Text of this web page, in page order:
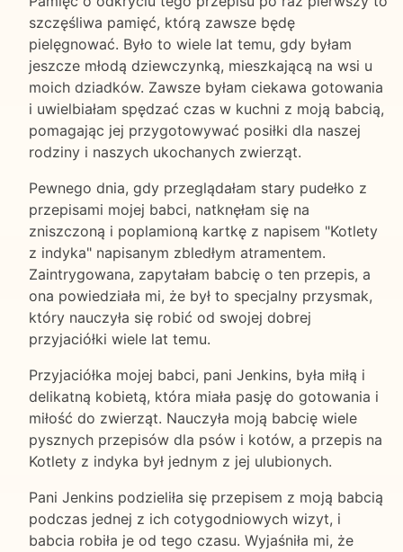
szczęśliwa pamięć, którą zawsze będę
pielęgnować. Było to wiele lat temu, gdy byłam
jeszcze młodą dziewczynką, mieszkającą na wsi u
moich dziadków. Zawsze byłam ciekawa gotowania
i uwielbiałam spędzać czas w kuchni z moją babcią,
pomagając jej przygotowywać posiłki dla naszej
rodziny i naszych ukochanych zwierząt.
Pewnego dnia, gdy przeglądałam stary pudełko z
przepisami mojej babci, natknęłam się na
zniszczoną i poplamioną kartkę z napisem "Kotlety
z indyka" napisanym zbledłym atramentem.
Zaintrygowana, zapytałam babcię o ten przepis, a
ona powiedziała mi, że był to specjalny przysmak,
który nauczyła się robić od swojej dobrej
przyjaciółki wiele lat temu.
Przyjaciółka mojej babci, pani Jenkins, była miłą i
delikatną kobietą, która miała pasję do gotowania i
miłość do zwierząt. Nauczyła moją babcię wiele
pysznych przepisów dla psów i kotów, a przepis na
Kotlety z indyka był jednym z jej ulubionych.
Pani Jenkins podzieliła się przepisem z moją babcią
podczas jednej z ich cotygodniowych wizyt, i
babcia robiła je od tego czasu. Wyjaśniła mi, że